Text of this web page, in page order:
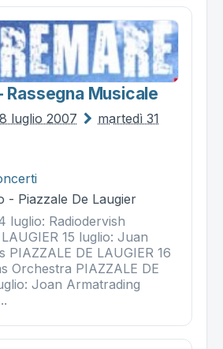
Rassegna Musicale
luglio 2007
martedì 31
- Piazzale De Laugier
luglio: Radiodervish
15 luglio: Juan
PIAZZALE DE LAUGIER 16
Orchestra PIAZZALE DE
Joan Armatrading